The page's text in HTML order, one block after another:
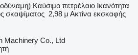
Καύσιμο πετρέλαιο Ικανότητα
σκαψίματος 2,98 μ Ακτίνα εκσκαφής
Machinery Co., Ltd